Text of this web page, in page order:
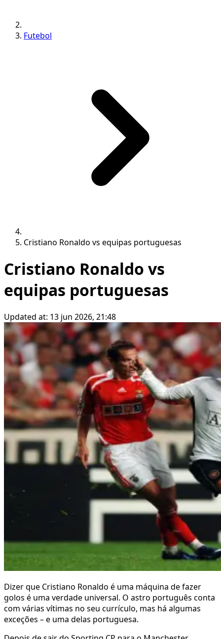
Futebol
Cristiano Ronaldo vs equipas portuguesas
Cristiano Ronaldo vs
equipas portuguesas
Updated at: 13 jun 2026, 21:48
Dizer que Cristiano Ronaldo é uma máquina de fazer
golos é uma verdade universal. O astro português conta
com várias vítimas no seu currículo, mas há algumas
exceções – e uma delas portuguesa.